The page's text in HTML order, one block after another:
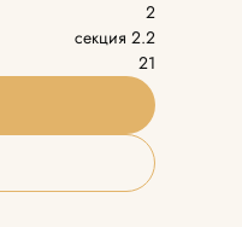
2
секция 2.2
21